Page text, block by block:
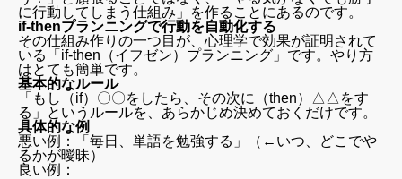
に行動してしまう仕組み」を作ることにあるのです。
if-thenプランニングで行動を自動化する
その仕組み作りの一つ目が、心理学で効果が証明されて
いる「if-then（イフゼン）プランニング」です。やり方
はとても簡単です。
基本的なルール
「もし（if）〇〇をしたら、その次に（then）△△をす
る」というルールを、あらかじめ決めておくだけです。
具体的な例
悪い例：「毎日、単語を勉強する」（←いつ、どこでや
るかが曖昧）
良い例：